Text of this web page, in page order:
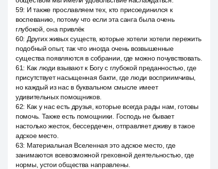
59: И также прославляем тех, кто присоединился к
воспеванию, потому что если эта санга была очень
глубокой, она привлёк
60: Других живых существ, которые хотели хотели пережить
подобный опыт, так что иногда очень возвышенные
существа появляются в собрании, где можно почувствовать.
61: Как люди взывают к Богу с глубокой преданностью, где
присутствует насыщенная бакти, где люди восприимчивы,
но каждый из нас в буквальном смысле имеет
удивительных помощников.
62: Как у нас есть друзья, которые всегда рады нам, готовы
помочь. Также есть помощники. Господь не бывает
настолько жесток, бессердечен, отправляет дживу в такое
адское место.
63: Материальная Вселенная это адское место, где
занимаются всевозможной греховной деятельностью, где
нормы, устои общества направлены.